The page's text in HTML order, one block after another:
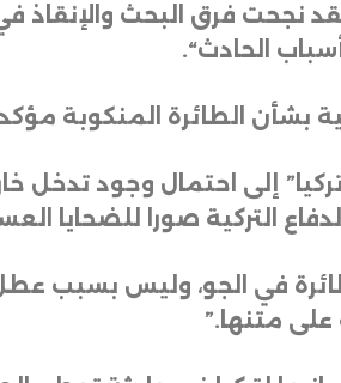
نجحت فرق البحث
الحادث“.
بشأن الطائرة المنكوبة
إلى احتمال وجود تدخل
التركية صورا للضحايا
في الجو، وليس بسبب
على متنها .”